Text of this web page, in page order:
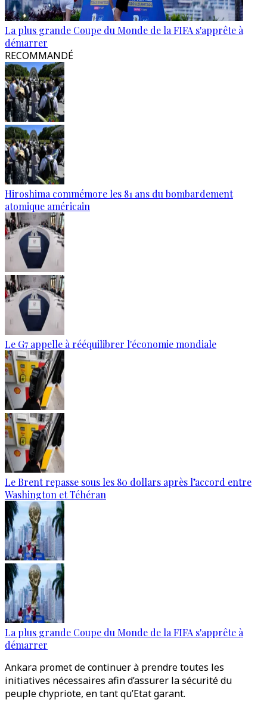
La plus grande Coupe du Monde de la FIFA s'apprête à
démarrer
RECOMMANDÉ
Hiroshima commémore les 81 ans du bombardement
atomique américain
Le G7 appelle à rééquilibrer l'économie mondiale
Le Brent repasse sous les 80 dollars après l’accord entre
Washington et Téhéran
La plus grande Coupe du Monde de la FIFA s'apprête à
démarrer
Ankara promet de continuer à prendre toutes les
initiatives nécessaires afin d’assurer la sécurité du
peuple chypriote, en tant qu’Etat garant.